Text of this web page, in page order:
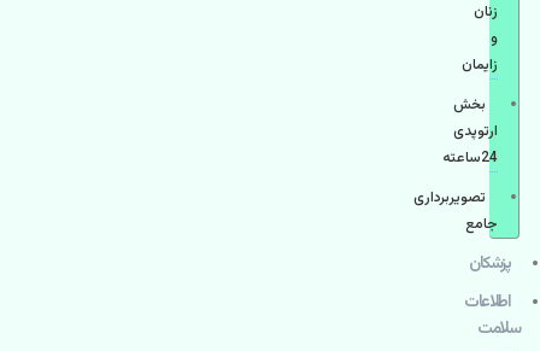
زنان
و
زایمان
بخش
ارتوپدی
24ساعته
تصویربرداری
جامع
پزشكان
اطلاعات
سلامت